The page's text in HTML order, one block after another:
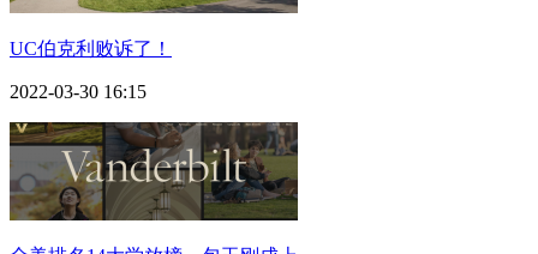
UC伯克利败诉了！
2022-03-30 16:15